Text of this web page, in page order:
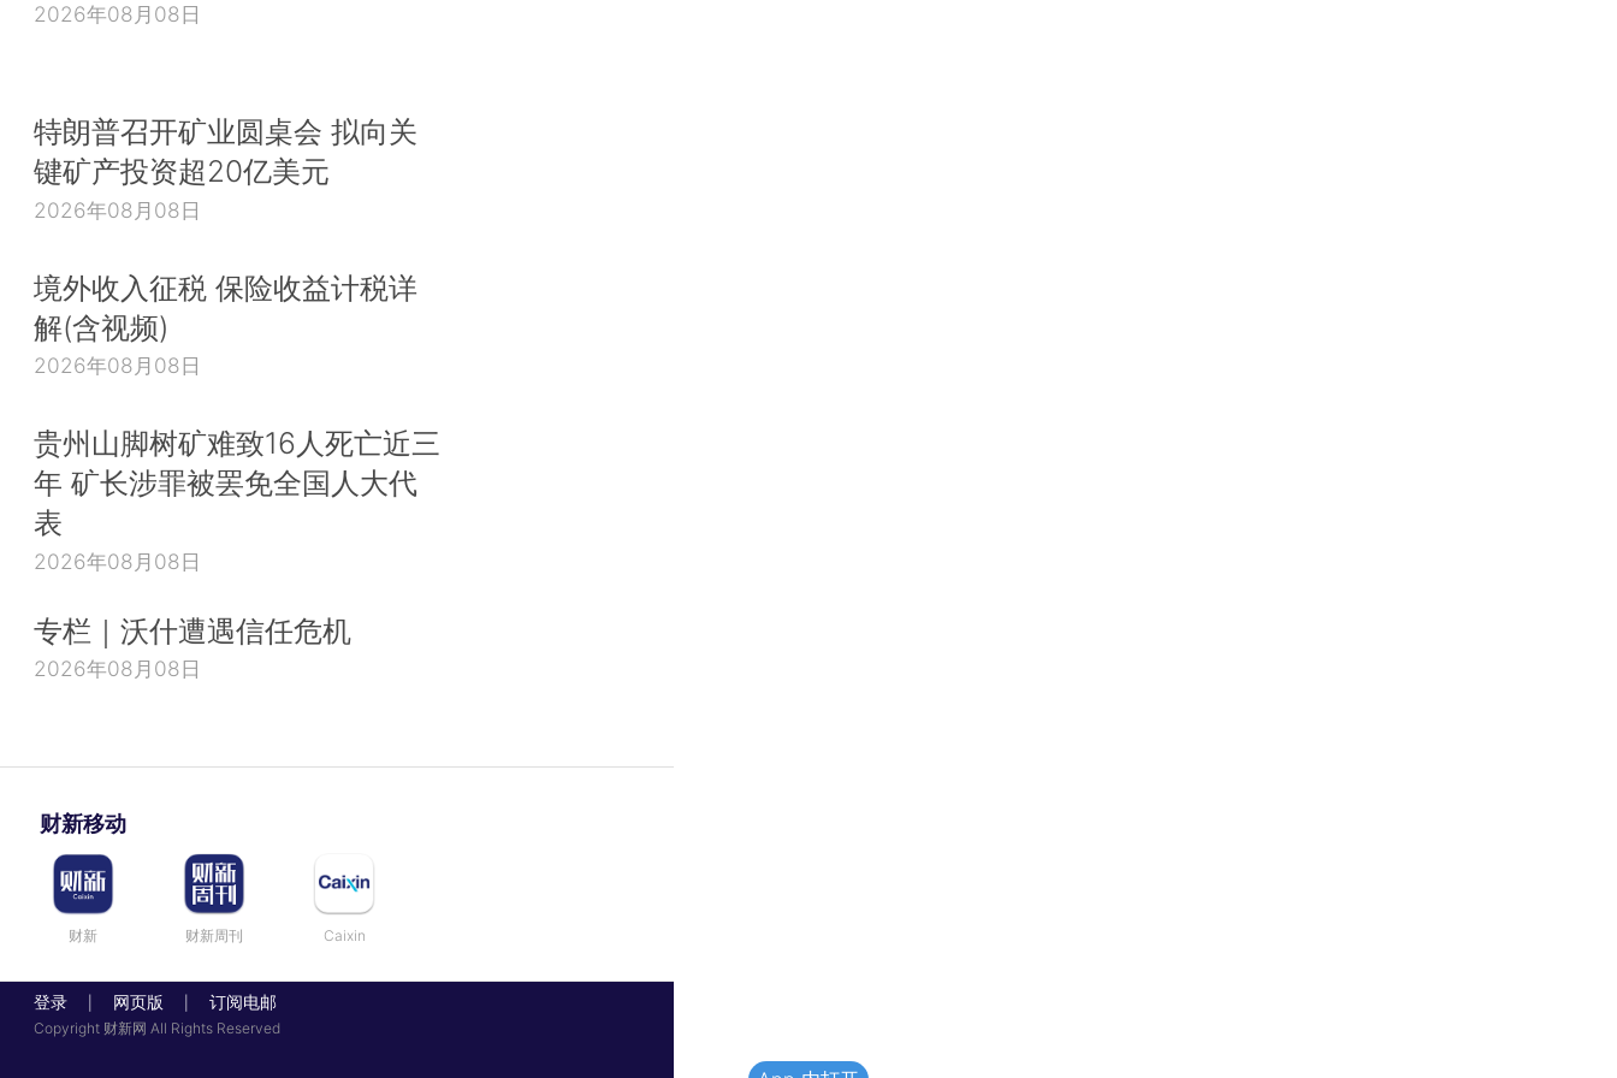
2026年08月08日
特朗普召开矿业圆桌会 拟向关
键矿产投资超20亿美元
2026年08月08日
境外收入征税 保险收益计税详
解(含视频)
2026年08月08日
贵州山脚树矿难致16人死亡近三
年 矿长涉罪被罢免全国人大代
表
2026年08月08日
专栏｜沃什遭遇信任危机
2026年08月08日
财新移动
财新 财新周刊 Caixin
登录 网页版 订阅电邮
Copyright 财新网 All Rights Reserved